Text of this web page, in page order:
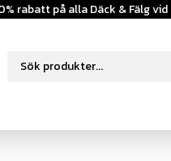
rabatt på alla Däck & Fälg